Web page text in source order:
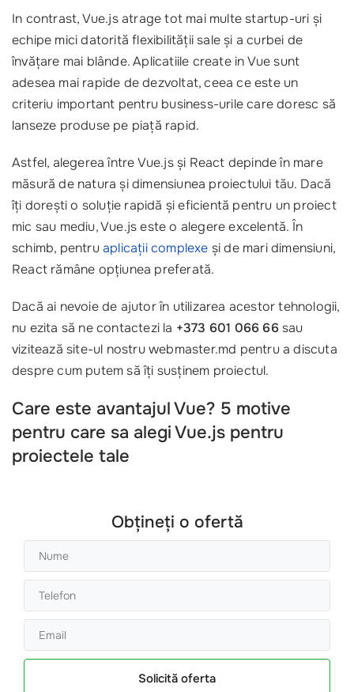
In contrast, Vue.js atrage tot mai multe startup-uri și
echipe mici datorită flexibilității sale și a curbei de
învățare mai blânde. Aplicatiile create in Vue sunt
adesea mai rapide de dezvoltat, ceea ce este un
criteriu important pentru business-urile care doresc să
lanseze produse pe piață rapid.
Astfel, alegerea între Vue.js și React depinde în mare
măsură de natura și dimensiunea proiectului tău. Dacă
îți dorești o soluție rapidă și eficientă pentru un proiect
mic sau mediu, Vue.js este o alegere excelentă. În
schimb, pentruaplicații complexe și de mari dimensiuni,
React rămâne opțiunea preferată.
Dacă ai nevoie de ajutor în utilizarea acestor tehnologii,
nu ezita să ne contactezi la +373 601 066 66sau
vizitează site-ul nostru webmaster.md pentru a discuta
despre cum putem să îți susținem proiectul.
Care este avantajul Vue? 5 motive
pentru care sa alegi Vue.js pentru
proiectele tale
Obțineți o ofertă
Solicită oferta